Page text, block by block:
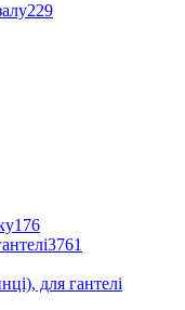
229
176
3761
для гантелі